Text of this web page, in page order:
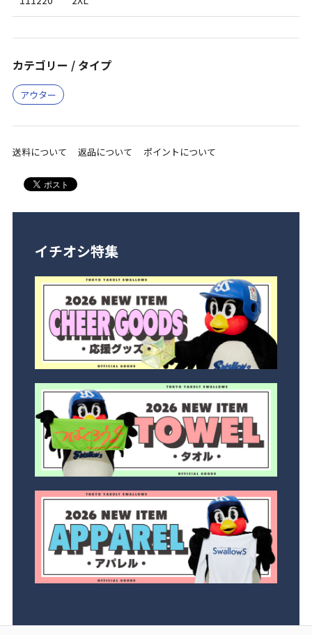
カテゴリー / タイプ
アウター
送料について 返品について ポイントについて
イチオシ特集